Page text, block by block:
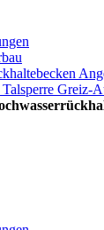
Greiz-